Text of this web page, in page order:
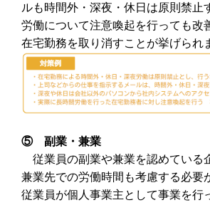
ルも時間外・深夜・休日は原則禁止
労働について注意喚起を行っても改
在宅勤務を取り消すことが挙げられ
⑤ 副業・兼業
従業員の副業や兼業を認めている
兼業先での労働時間も考慮する必要
従業員が個人事業主として事業を行